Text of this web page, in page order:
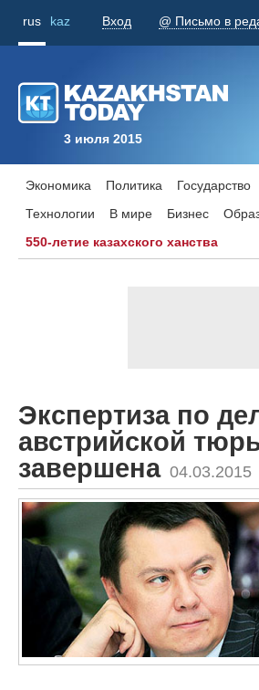
rus kaz Вход @ Письмо в
3 июля 2015
Экономика Политика Государство
Технологии
В мире Бизнес
550-летие казахского ханства
Экспертиза по
австрийской
завершена 04.03.2015